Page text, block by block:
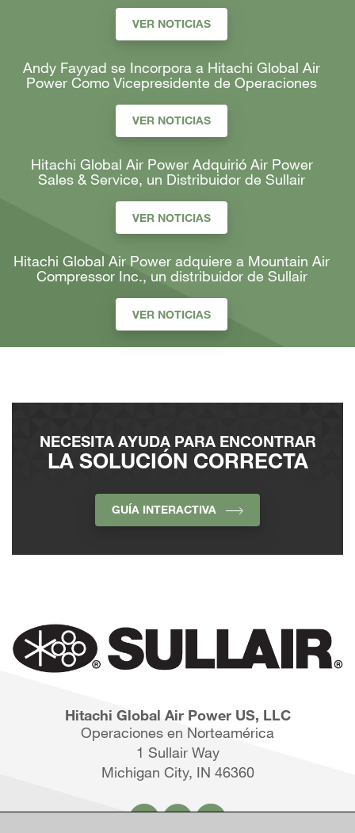
VER NOTICIAS
Andy Fayyad se Incorpora a Hitachi Global Air
Power Como Vicepresidente de Operaciones
VER NOTICIAS
Hitachi Global Air Power Adquirió Air Power
Sales & Service, un Distribuidor de Sullair
VER NOTICIAS
Hitachi Global Air Power adquiere a Mountain Air
Compressor Inc., un distribuidor de Sullair
VER NOTICIAS
NECESITA AYUDA PARA ENCONTRAR
LA SOLUCIÓN CORRECTA
GUÍA INTERACTIVA
Hitachi Global Air Power US, LLC
Operaciones en Norteamérica
1 Sullair Way
Michigan City, IN 46360